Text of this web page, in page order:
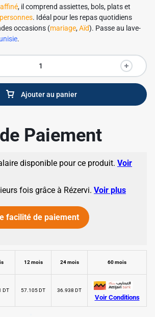
, il comprend assiettes, bols, plats et
. Idéal pour les repas quotidiens
occasions (mariage,Aïd). Passe au lave-
.
Ajouter au panier
Paiement
disponible pour ce produit. Voir
fois grâce à Rézervi. Voir plus
facilité de paiement
12 mois 24 mois 60 mois
DT 57.105 DT 36.938 DT
Voir Conditions
✱